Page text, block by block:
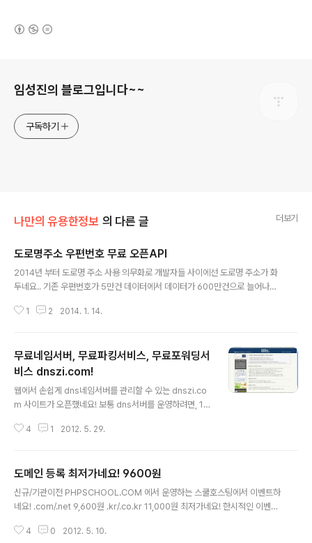
임성진의 블로그입니다~~
구독하기
나만의 유용한정보 의 다른 글 더보기
도로명주소 우편번호 무료 오픈API
2014년 부터 도로명 주소 사용 의무화로 개발자들 사이에선 도로명 주소가 화
두네요.. 기존 우편번호가 5만건 데이터에서 데이터가 600만건으로 늘어나면
여러가지 어려운면이 있는거 같습니다. PHP개발자 커뮤티니 PHPSCHOOL.
phpschool.com/join.html PHPSCHOOL 기술팁텍란 http://www.phps
chool.com/link/tipntech/77844 간단한 정보입력과 메일인증으로 바로 사
용할수 있네요. PHP예제 소스 제공..
1 2 2014. 1. 14.
무료네임서버, 무료파킹서비스, 무료포워딩서
비스 dnszi.com!
웹에서 손쉽게 dns네임서버를 관리할 수 있는 dnszi.co
m 사이트가 오픈했네요! 보통 dns서버를 운영하려면, 1
버호스팅까지 받아야하는데 이 서비스를 이용하면, dns서
하기가 용이하겠네요~~ PHPSCHOOL 에서 운영하는
서비스이며, 모든 관리가 다 무료! 무료네임서버/무료파킹
서비스/무료포워딩서비스 모든게 다 무료서비스네요! ww
4 1 2012. 5. 29.
도메인 등록 최저가네요! 9600원
신규/기관이전 PHPSCHOOL.COM 에서 운영하는 스쿨호스팅에서 이벤트하
네요! .com/.net 9,600원 .kr/.co.kr 11,000원 최저가네요! 한시적인 이벤트
n.html
4 0 2012. 5. 10.